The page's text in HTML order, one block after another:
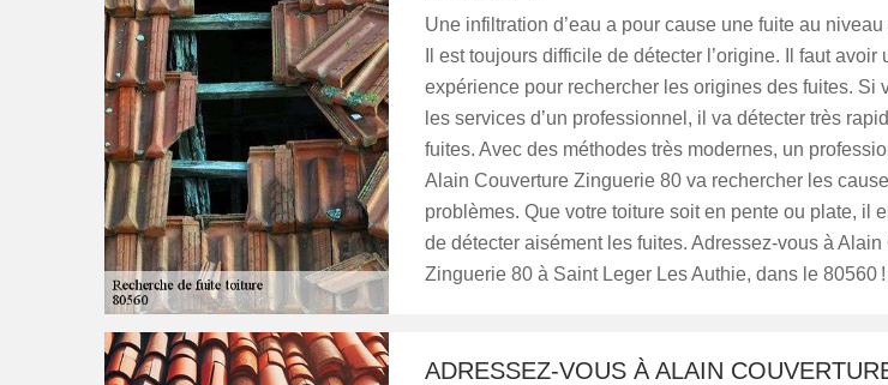
Une infiltration d’eau a pour cause une fuite au niveau
Il est toujours difficile de détecter l’origine. Il faut avoir
expérience pour rechercher les origines des fuites. Si
les services d’un professionnel, il va détecter très
fuites. Avec des méthodes très modernes, un
Alain Couverture Zinguerie 80 va rechercher les
problèmes. Que votre toiture soit en pente ou plate, il
de détecter aisément les fuites. Adressez-vous à Alain
Zinguerie 80 à Saint Leger Les Authie, dans le 80560 !
ADRESSEZ-VOUS À ALAIN